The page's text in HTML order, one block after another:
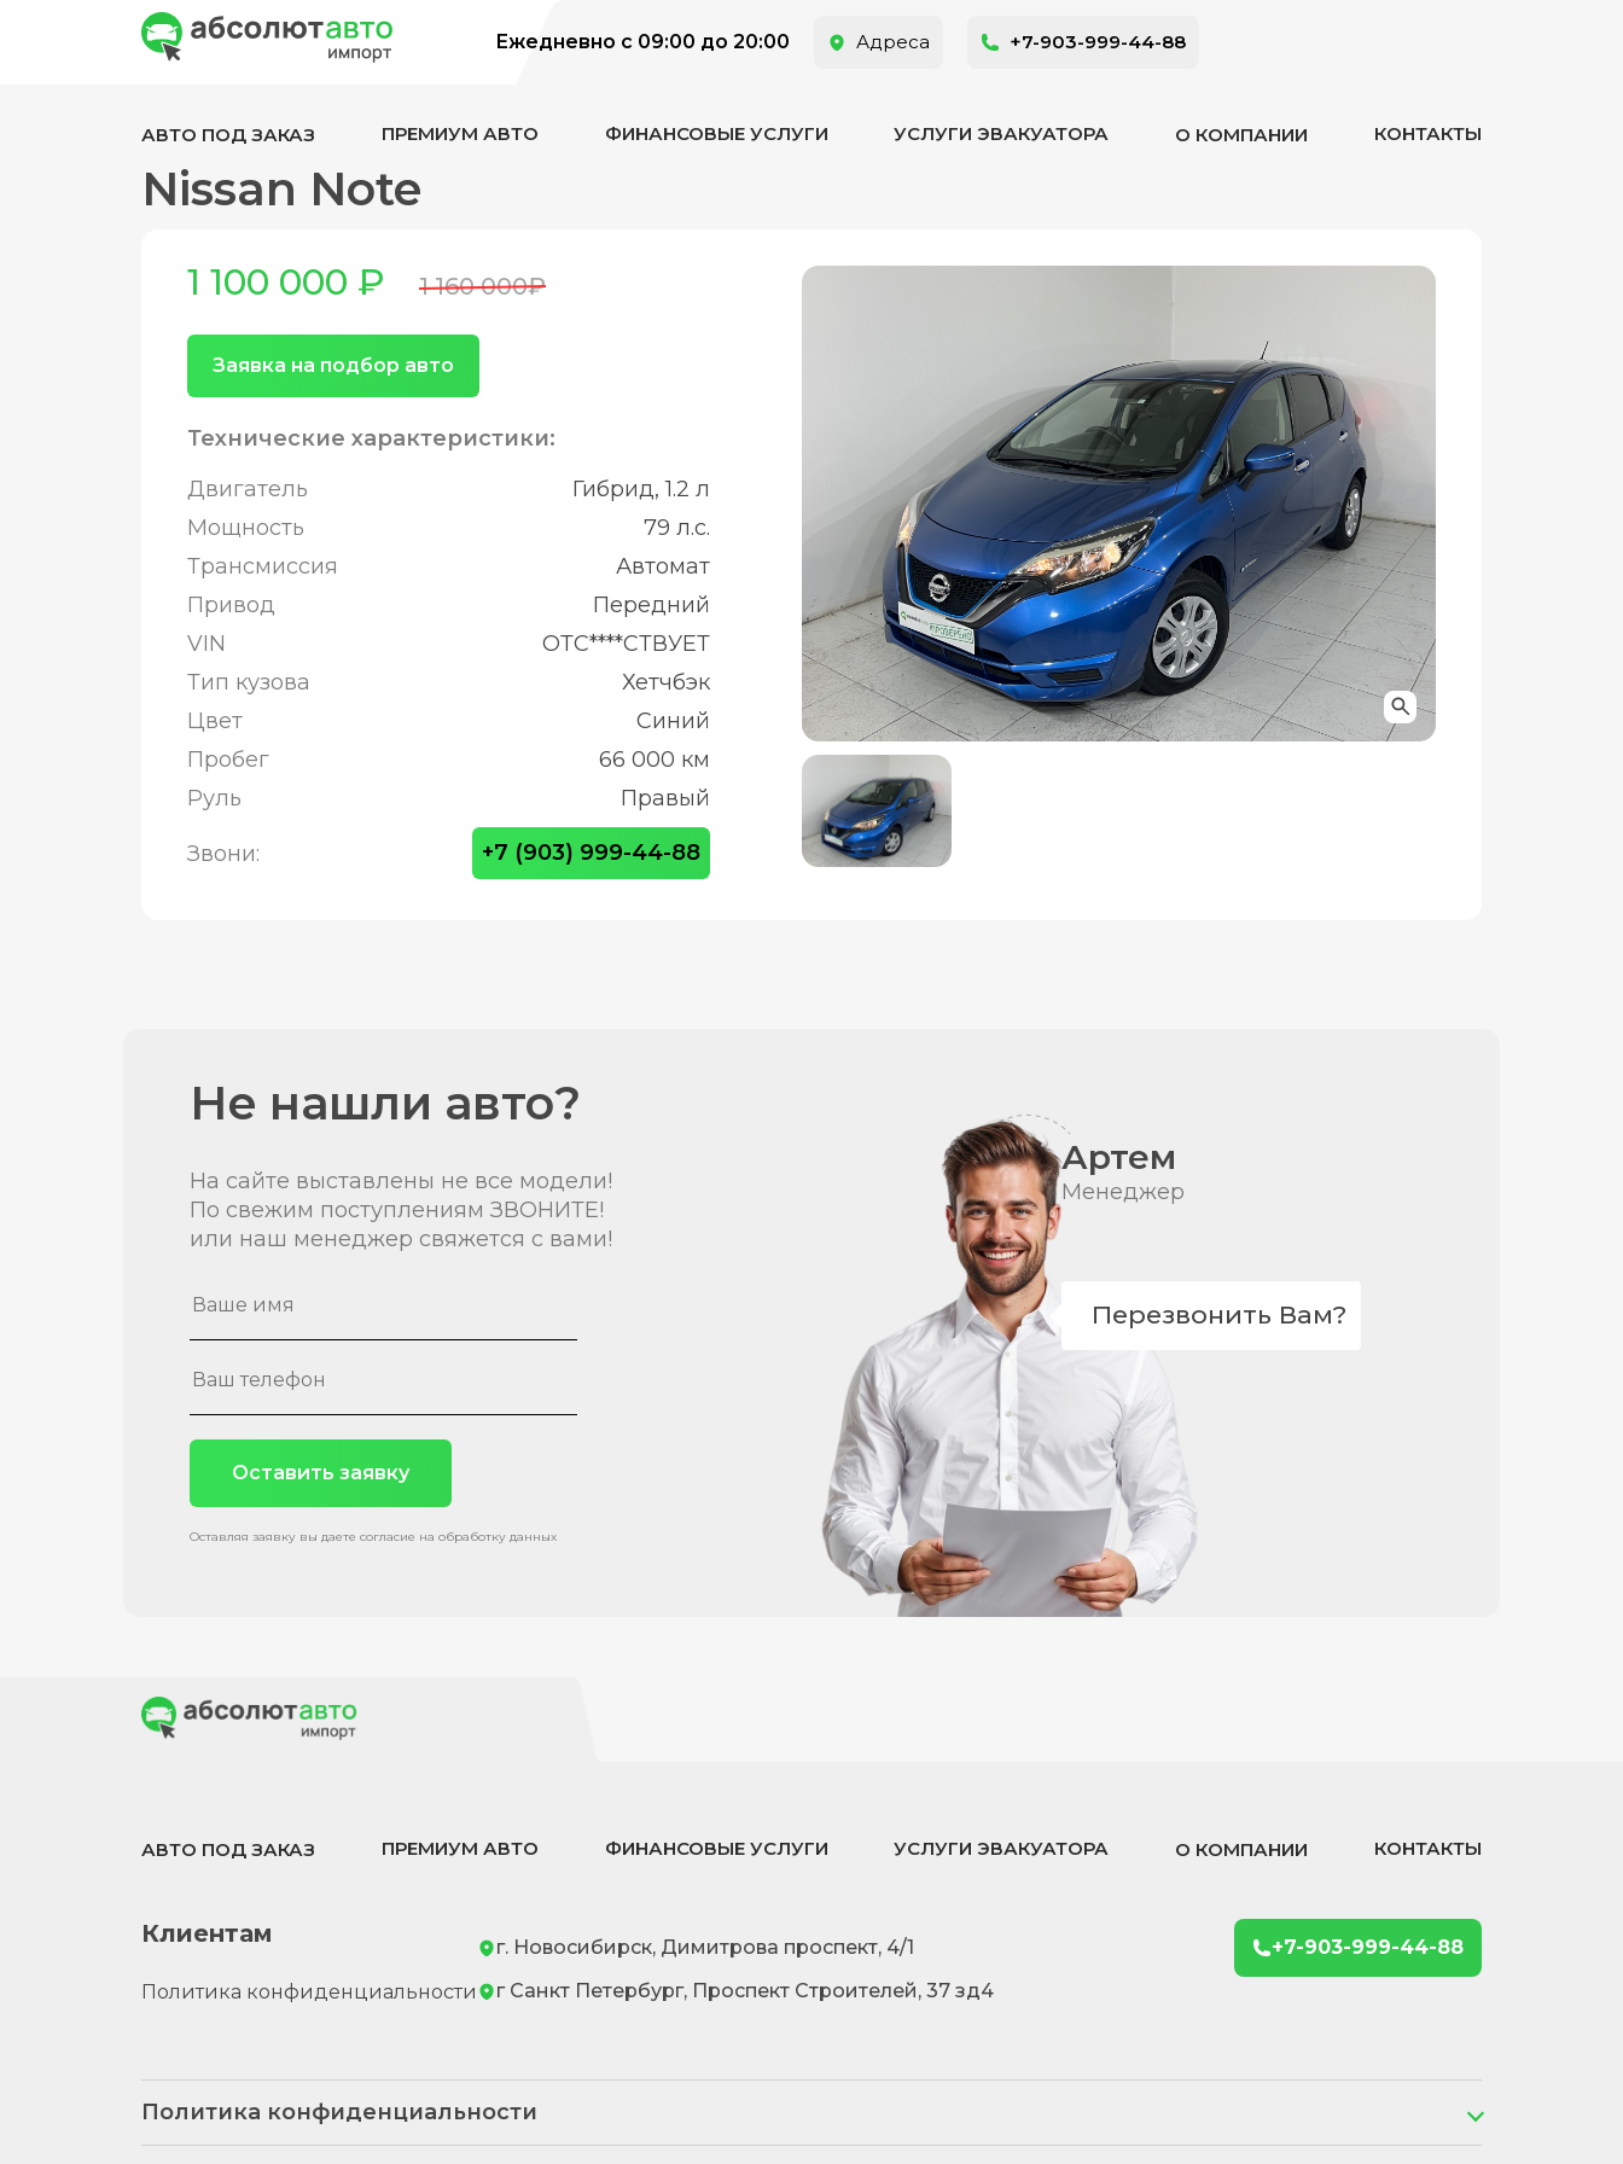
Ежедневно с 09:00 до 20:00 Адреса +7-903-999-44-88
АВТО ПОД ЗАКАЗ ПРЕМИУМ АВТО ФИНАНСОВЫЕ УСЛУГИ УСЛУГИ ЭВАКУАТОРА О КОМПАНИИ КОНТАКТЫ
Nissan Note
1 100 000 ₽ 1 160 000₽
Заявка на подбор авто
Технические характеристики:
Двигатель
Гибрид, 1.2 л
Мощность
79 л.с.
Трансмиссия
Автомат
Привод
Передний
VIN
ОТС****СТВУЕТ
Тип кузова
Хетчбэк
Цвет
Синий
Пробег
66 000 км
Руль
Правый
Звони: +7 (903) 999-44-88
Не нашли авто?
На сайте выставлены не все модели!
По свежим поступлениям ЗВОНИТЕ!
или наш менеджер свяжется с вами!
Оставить заявку
Оставляя заявку вы даете согласие на обработку данных
Артем
Менеджер
Перезвонить Вам?
АВТО ПОД ЗАКАЗ ПРЕМИУМ АВТО ФИНАНСОВЫЕ УСЛУГИ УСЛУГИ ЭВАКУАТОРА О КОМПАНИИ КОНТАКТЫ
Клиентам
Политика конфиденциальности
г. Новосибирск, Димитрова проспект, 4/1
г Санкт Петербург, Проспект Строителей, 37 зд4
+7-903-999-44-88
Политика конфиденциальности